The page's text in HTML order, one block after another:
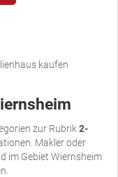
kaufen
zur Rubrik 2-
Makler oder
im Gebiet Wiernsheim